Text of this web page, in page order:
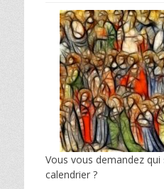
Vous vous demandez
calendrier ?